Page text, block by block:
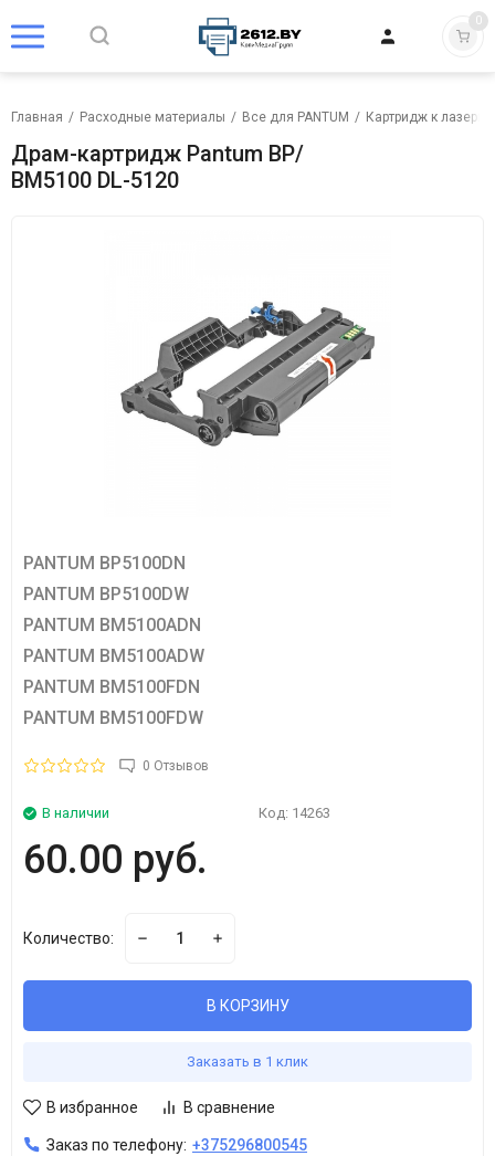
0
Главная / Расходные материалы / Все для PANTUM / Картридж к
Драм-картридж Pantum BP/
BM5100 DL-5120
PANTUM BP5100DN
PANTUM BP5100DW
PANTUM BM5100ADN
PANTUM BM5100ADW
PANTUM BM5100FDN
PANTUM BM5100FDW
0 Отзывов
В наличии Код: 14263
60.00 руб.
Количество:
В КОРЗИНУ
Заказать в 1 клик
В избранное В сравнение
Заказ по телефону: +375296800545